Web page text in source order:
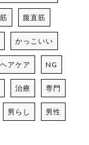
腹直筋
かっこいい
ヘアケア NG
治療 専門
男らし 男性